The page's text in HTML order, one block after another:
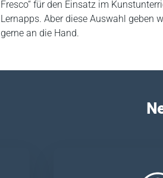
Fresco“ für den Einsatz im
Lernapps. Aber diese Auswahl geben
gerne an die Hand.